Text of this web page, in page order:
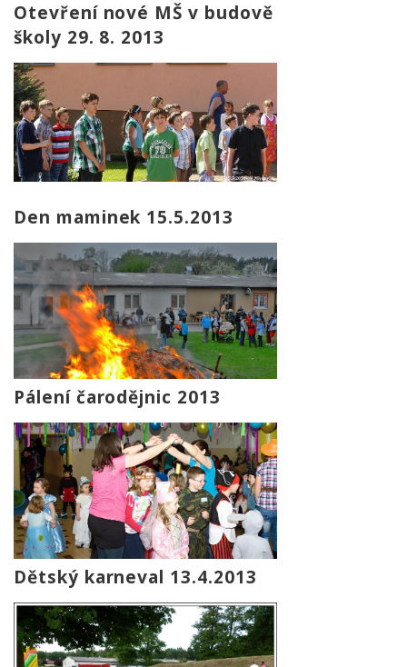
Otevření nové MŠ v budově
školy 29. 8. 2013
Den maminek 15.5.2013
Pálení čarodějnic 2013
Dětský karneval 13.4.2013